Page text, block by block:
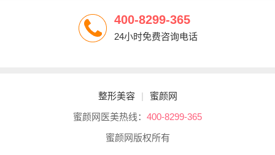
400-8299-365
24小时免费咨询电话
整形美容 |
蜜颜网
蜜颜网医美热线： 400-8299-365
蜜颜网版权所有